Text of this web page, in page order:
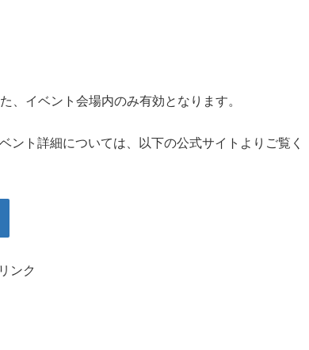
イベント会場内のみ有効となります。
ント詳細については、以下の公式サイトよりご覧く
ンク